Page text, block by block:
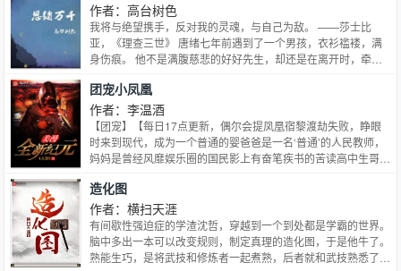
作者：高台树色
我将与绝望携手，反对我的灵魂，与自己为敌。 ——莎士比
亚，《理查三世》 唐绪七年前遇到了一个男孩，衣衫褴褛，满
身伤痕。 他不是满腹慈悲的好好先生，却还是在离开时，牵住
团宠小凤凰
作者：李温酒
【团宠】【每日17点更新，偶尔会提凤凰宿黎渡劫失败，睁眼
时来到现代，成为一个普通的婴爸爸是一名‘普通’的人民教师，
妈妈是曾经风靡娱乐圈的国民影上有奋笔疾书的苦读高中生哥
人类家庭，也尽量把自己当做一个普通人去适应生活，直到有一
天哥哥因为上课迟到直接踹开家里窗户，张开翅膀飞上了天，羽
翼占据了他整个视野—
造化图
作者：横扫天涯
有间歇性强迫症的学渣沈哲，穿越到一个到处都是学霸的世界。
脑中多出一本可以改变规则，制定真理的造化图，于是他牛了。
熟能生巧，是将武技和修炼者一起煮熟，后者就和武技熟悉了，